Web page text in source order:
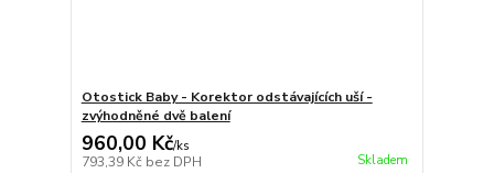
Otostick Baby - Korektor odstávajících uší -
zvýhodněné dvě balení
960,00 Kč/ks
793,39 Kč bez DPH Skladem